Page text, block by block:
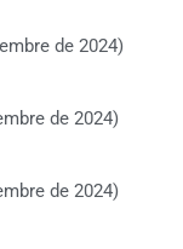
de 2024)
de 2024)
de 2024)